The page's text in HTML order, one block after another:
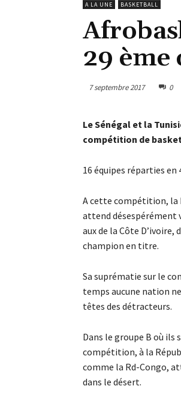
A LA UNE BASKETBALL
29
7 septembre 2017 0
Le Sénégal et la
compétition de
16 équipes réparties
A cette compétition, la
attend désespérément
aux de la Côte
champion en titre.
Sa suprématie sur le
temps aucune nation
têtes des détracteurs.
Dans le groupe B où ils
compétition, à la
comme la Rd-Congo,
dans le désert.